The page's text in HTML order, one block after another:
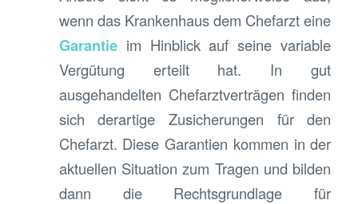
wenn das Krankenhaus dem Chefarzt eine
Garantieim Hinblick auf seine variable
Vergütung erteilt hat. In gut
ausgehandelten Chefarztverträgen finden
sich derartige Zusicherungen für den
Chefarzt. Diese Garantien kommen in der
aktuellen Situation zum Tragen und bilden
dann die Rechtsgrundlage für